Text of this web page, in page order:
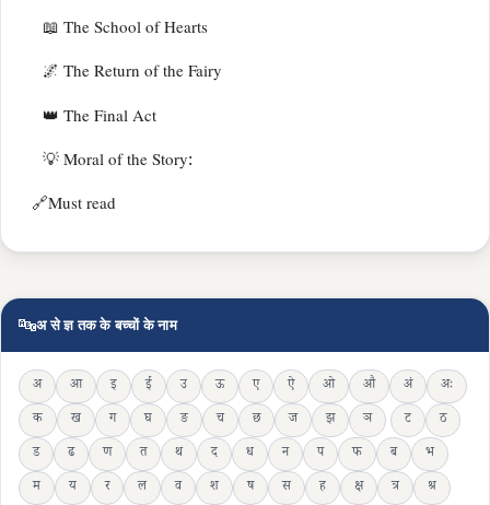
📖 The School of Hearts
🌌 The Return of the Fairy
👑 The Final Act
💡 Moral of the Story:
🔗Must read
🔤अ से ज्ञ तक के बच्चों के नाम
अ आ इ ई उ ऊ ए ऐ ओ औ अं
अः
क
ख ग घ ङ च छ ज झ ञ ट
ठ
ड
ढ ण त थ द ध न प फ ब
भ
म
य र ल व श ष स ह क्ष त्र
श्र